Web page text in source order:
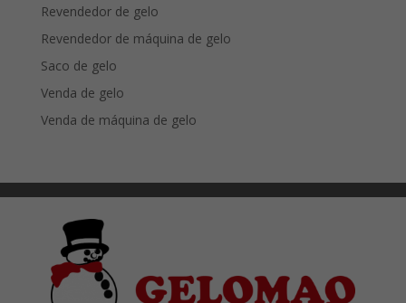
Revendedor de gelo
Revendedor de máquina de gelo
Saco de gelo
Venda de gelo
Venda de máquina de gelo